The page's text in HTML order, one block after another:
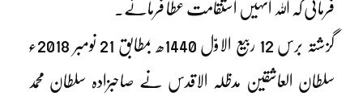
فرمائی کہ اللہ انہیں استقامت عطا فرمائے۔
گزشتہ برس 12 ربیع الاوّل 1440ھ بمطابق 21 نومبر 2018ء
سلطان العاشقین مدظلہ الاقدس نے صاحبزادہ سلطان محمد